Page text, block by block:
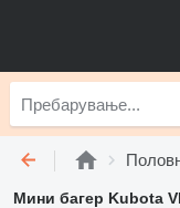
Мини багер Kubota